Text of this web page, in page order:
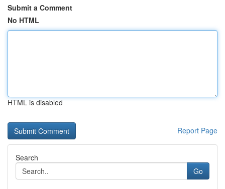
Submit a Comment
No HTML
HTML is disabled
Report Page
Search
Go